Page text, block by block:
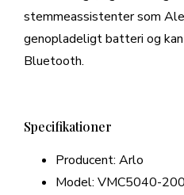
stemmeassistenter som
genopladeligt batteri og
Bluetooth.
Specifikationer
Producent: Arlo
Model: VMC5040-